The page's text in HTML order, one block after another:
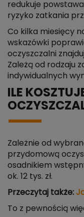
redukuje
ryzyko zatkania
Co kilka miesięcy
wskazówki
oczyszczalni
Zależą od rodzaju
indywidualnych
ILE
Zależnie od
przydomową
osadnikiem
ok. 12 tys. zł.
Przeczytaj także:
To z pewnością